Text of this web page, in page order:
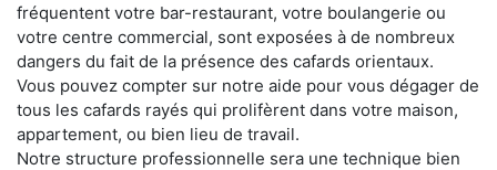
fréquentent votre bar-restaurant, votre boulangerie ou
votre centre commercial, sont exposées à de nombreux
dangers du fait de la présence des cafards orientaux.
Vous pouvez compter sur notre aide pour vous dégager de
tous les cafards rayés qui prolifèrent dans votre maison,
appartement, ou bien lieu de travail.
Notre structure professionnelle sera une technique bien